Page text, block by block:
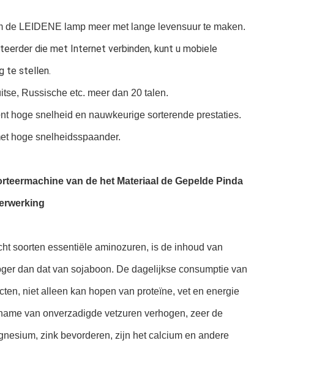
LEIDENE lamp meer met lange levensuur te maken.
die met Internet verbinden, kunt u mobiele
te stellen.
Russische etc. meer dan 20 talen.
hoge snelheid en nauwkeurige sorterende prestaties.
hoge snelheidsspaander.
van de het Materiaal de Gepelde Pinda
soorten essentiële aminozuren, is de inhoud van
dan dat van sojaboon. De dagelijkse consumptie van
niet alleen kan hopen van proteïne, vet en energie
van onverzadigde vetzuren verhogen, zeer de
zink bevorderen, zijn het calcium en andere